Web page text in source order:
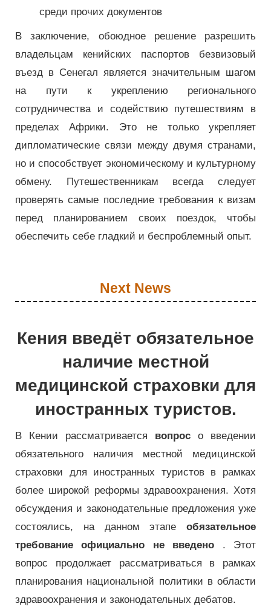
среди прочих документов
В заключение, обоюдное решение разрешить
владельцам кенийских паспортов безвизовый
въезд в Сенегал является значительным шагом
на пути к укреплению регионального
сотрудничества и содействию путешествиям в
пределах Африки. Это не только укрепляет
дипломатические связи между двумя странами,
но и способствует экономическому и культурному
обмену. Путешественникам всегда следует
проверять самые последние требования к визам
перед планированием своих поездок, чтобы
обеспечить себе гладкий и беспроблемный опыт.
Next News
Кения введёт обязательное
наличие местной
медицинской страховки для
иностранных туристов.
В Кении рассматривается вопрос о введении
обязательного наличия местной медицинской
страховки для иностранных туристов в рамках
более широкой реформы здравоохранения. Хотя
обсуждения и законодательные предложения уже
состоялись, на данном этапе обязательное
требование официально не введено . Этот
вопрос продолжает рассматриваться в рамках
планирования национальной политики в области
здравоохранения и законодательных дебатов.